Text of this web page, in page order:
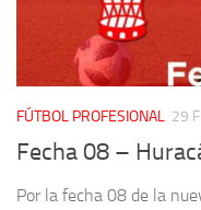
FÚTBOL PROFESIONAL 29
Fecha 08 –
Por la fecha 08 de la